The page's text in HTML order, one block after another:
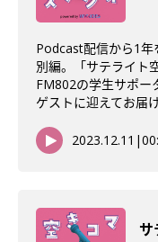
Podcast配信から1年
別編。「サテライト
FM802の学生サポー
ゲストに迎えてお届
2023.12.11 |
サ